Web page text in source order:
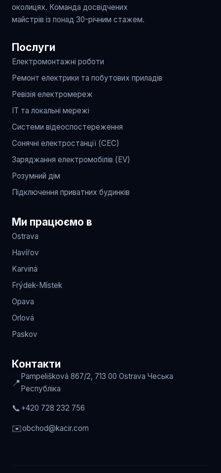
околицях. Команда досвідчених
майстрів із понад 30-річним стажем.
Послуги
Електромонтажні роботи
Ремонт електрики та побутових приладів
Ревізія електромереж
IT та локальні мережі
Системи відеоспостереження
Сонячні електростанції (СЕС)
Заряджання електромобілів (EV)
Розумний дім
Підключення приватних будинків
Ми працюємо в
Ostrava
Havířov
Karviná
Frýdek-Místek
Opava
Orlová
Paskov
Контакти
📍
Pampelišková 867/2, 713 00 Ostrava Чеська
Республіка
📞+420 728 232 756
✉️obchod@kacir.com